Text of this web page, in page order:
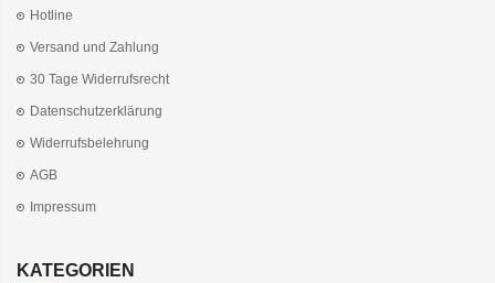
Hotline
Versand und Zahlung
30 Tage Widerrufsrecht
Datenschutzerklärung
Widerrufsbelehrung
AGB
Impressum
KATEGORIEN